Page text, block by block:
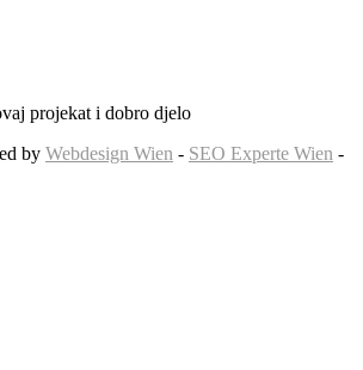
projekat i dobro djelo
by Webdesign Wien - SEO Experte Wien -